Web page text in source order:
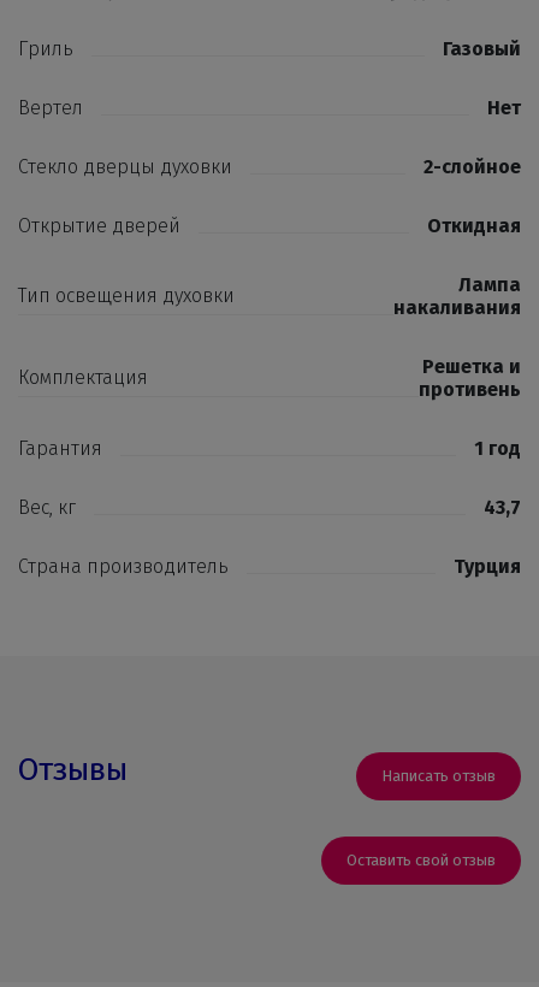
Гриль Газовый
Вертел Нет
Стекло дверцы духовки 2-слойное
Открытие дверей Откидная
Тип освещения духовки
Лампа
накаливания
Комплектация
Решетка и
противень
Гарантия 1 год
Вес, кг 43,7
Страна производитель Турция
Отзывы Написать отзыв
Оставить свой отзыв